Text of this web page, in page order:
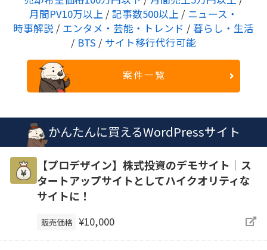
月間PV10万以上 / 記事数500以上 / ニュース・
時事解説 / エンタメ・芸能・トレンド / 暮らし・生活
/ BTS / サイト移行代行可能
案件一覧
かんたんに買えるWordPressサイト
【プロデザイン】株式投資のデモサイト｜ス
タートアップサイトとしてハイクオリティな
サイトに！
販売価格 ¥10,000